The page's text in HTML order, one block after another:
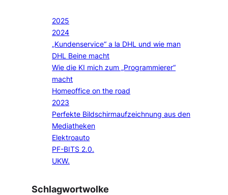
2025
2024
„Kundenservice“ a la DHL und wie man
DHL Beine macht
Wie die KI mich zum „Programmierer“
macht
Homeoffice on the road
2023
Perfekte Bildschirmaufzeichnung aus den
Mediatheken
Elektroauto
PF-BITS 2.0.
UKW.
Schlagwortwolke